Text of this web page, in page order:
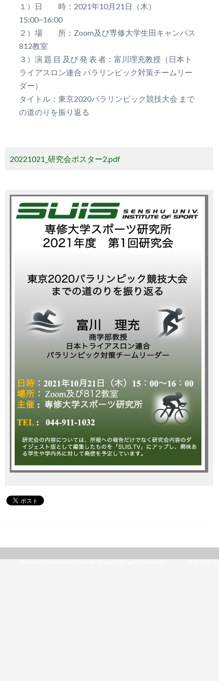
１）日 時：2021年10月21日（木）
15:00~16:00
２）場 所：Zoom及び専修大学生田キャンパス
812教室
３）演 題 目 及び 発 表 者：富川理充教授（日本ト
ライアスロン連合 パラリンピック対策チームリー
ダー）
タイトル：東京2020パラリンピック競技大会 まで
の道のりを振り返る
20221021_研究会ポスター2.pdf